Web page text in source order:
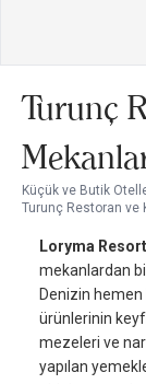
Turunç
Küçük ve Butik
Turunç Restoran ve
Loryma
mekanlardan
Denizin hemen
ürünlerinin
mezeleri ve
yapılan